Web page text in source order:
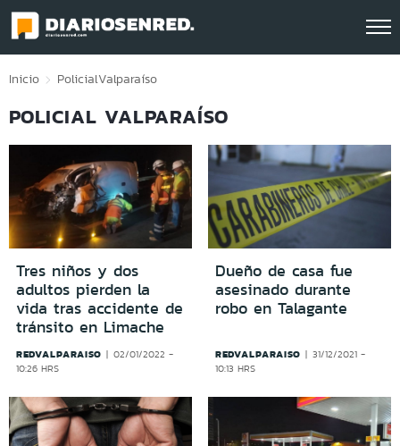
Click acá para ir directamente al contenido
Inicio PolicialValparaíso
POLICIAL VALPARAÍSO
Tres niños y dos
adultos pierden la
vida tras accidente de
tránsito en Limache
REDVALPARAISO
02/01/2022 -
10:26 HRS
Dueño de casa fue
asesinado durante
robo en Talagante
REDVALPARAISO
31/12/2021 -
10:13 HRS